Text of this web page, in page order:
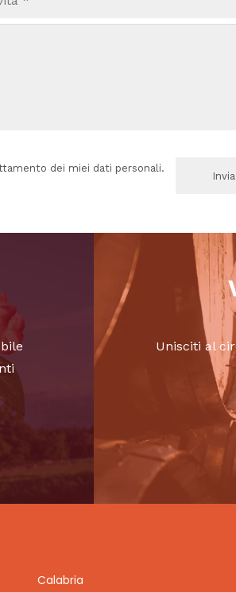
dei miei dati personali.
Unisciti al
Calabria